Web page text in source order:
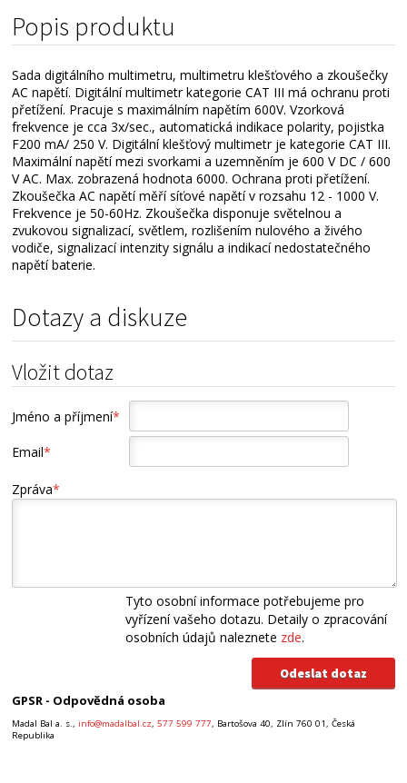
Popis produktu
Sada digitálního multimetru, multimetru klešťového a zkoušečky
AC napětí. Digitální multimetr kategorie CAT III má ochranu proti
přetížení. Pracuje s maximálním napětím 600V. Vzorková
frekvence je cca 3x/sec., automatická indikace polarity, pojistka
F200 mA/ 250 V. Digitální klešťový multimetr je kategorie CAT III.
Maximální napětí mezi svorkami a uzemněním je 600 V DC / 600
V AC. Max. zobrazená hodnota 6000. Ochrana proti přetížení.
Zkoušečka AC napětí měří síťové napětí v rozsahu 12 - 1000 V.
Frekvence je 50-60Hz. Zkoušečka disponuje světelnou a
zvukovou signalizací, světlem, rozlišením nulového a živého
vodiče, signalizací intenzity signálu a indikací nedostatečného
napětí baterie.
Dotazy a diskuze
Vložit dotaz
Jméno a příjmení*
Email*
Zpráva*
Tyto osobní informace potřebujeme pro
vyřízení vašeho dotazu. Detaily o zpracování
osobních údajů naleznete zde.
GPSR - Odpovědná osoba
Madal Bal a. s., info@madalbal.cz,577 599 777, Bartošova 40, Zlín 760 01, Česká
Republika